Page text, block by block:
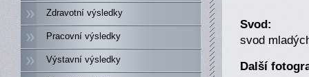
Zdravotní výsledky
Pracovní výsledky
Výstavní výsledky
Svod:
svod
Další